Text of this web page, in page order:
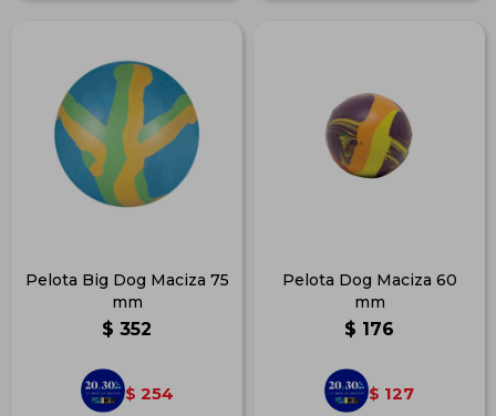
Pelota Big Dog Maciza 75
mm
$ 352
$ 254
Pelota Dog Maciza 60
mm
$ 176
$ 127